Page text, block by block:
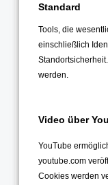
Oktober 2023
September
August 2023
Juli 2023
Mai 2023
März 2023
Februar 2023
Standard
Tools, die
einschließlich
werden.
Video über
YouTube
youtube.com
Cookies werden